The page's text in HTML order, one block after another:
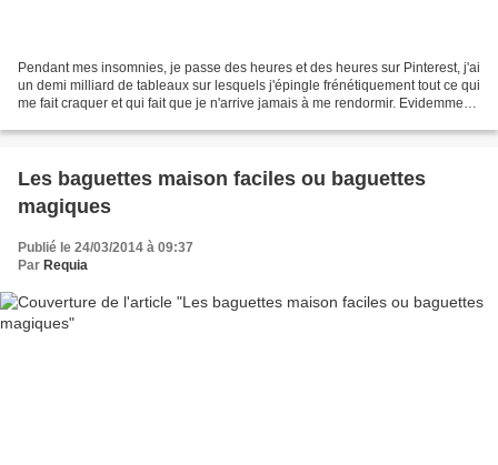
Pendant mes insomnies, je passe des heures et des heures sur Pinterest, j'ai
un demi milliard de tableaux sur lesquels j'épingle frénétiquement tout ce qui
me fait craquer et qui fait que je n'arrive jamais à me rendormir. Evidemment,
Les baguettes maison faciles ou baguettes
magiques
Publié le 24/03/2014 à 09:37
Par Requia